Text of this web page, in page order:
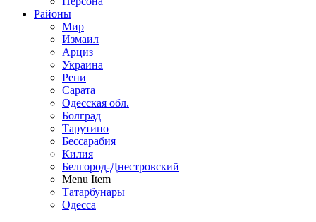
Районы
Мир
Измаил
Арциз
Украина
Рени
Сарата
Одесская обл.
Болград
Тарутино
Бессарабия
Килия
Белгород-Днестровский
Menu Item
Татарбунары
Одесса